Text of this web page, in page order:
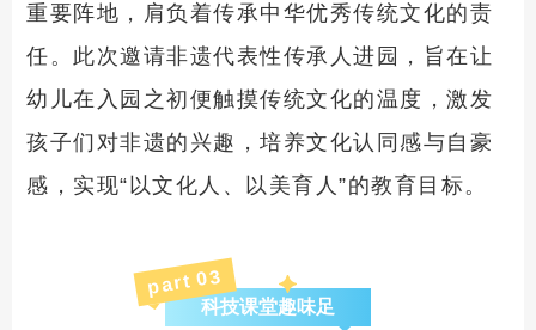
重要阵地，肩负着传承中华优秀传统文化的责
任。此次邀请非遗代表性传承人进园，旨在让
幼儿在入园之初便触摸传统文化的温度，激发
孩子们对非遗的兴趣，培养文化认同感与自豪
感，实现“以文化人、以美育人”的教育目标。
part 03
科技课堂趣味足